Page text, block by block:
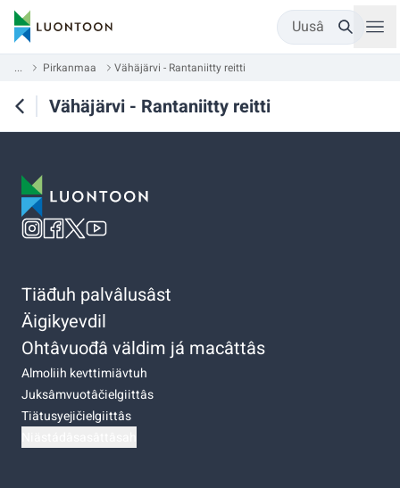
Uusâ
... Pirkanmaa Vähäjärvi - Rantaniitty reitti
Vähäjärvi - Rantaniitty reitti
Tiäđuh palvâlusâst
Äigikyevdil
Ohtâvuođâ väldim já macâttâs
Almoliih kevttimiävtuh
Juksâmvuotâčielgiittâs
Tiätusyejičielgiittâs